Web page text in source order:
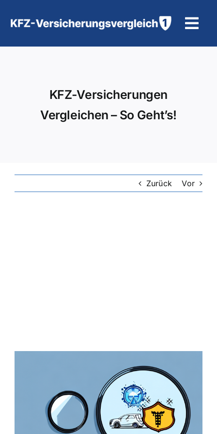
Inhalt
Hilfe und Kontakt
KFZ-Versicherungen
Vergleichen – So Geht’s!
Zurück Vor